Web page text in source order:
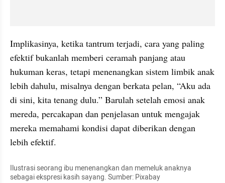
Implikasinya, ketika tantrum terjadi, cara yang paling
efektif bukanlah memberi ceramah panjang atau
hukuman keras, tetapi menenangkan sistem limbik anak
lebih dahulu, misalnya dengan berkata pelan, “Aku ada
di sini, kita tenang dulu.” Barulah setelah emosi anak
mereda, percakapan dan penjelasan untuk mengajak
mereka memahami kondisi dapat diberikan dengan
lebih efektif.
Ilustrasi seorang ibu menenangkan dan memeluk anaknya
sebagai ekspresi kasih sayang. Sumber: Pixabay